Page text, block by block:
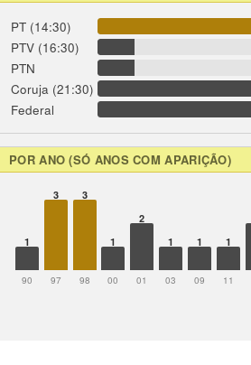
PT (14:30)
PTV (16:30)
PTN
Coruja (21:30)
Federal
POR ANO (SÓ ANOS COM APARIÇÃO)
1
3 3
1
2
1
1 1
90 97 98 00 01 03 09 11